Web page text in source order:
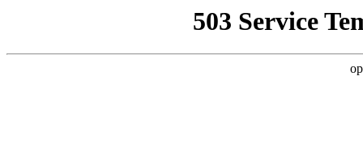
503 Service